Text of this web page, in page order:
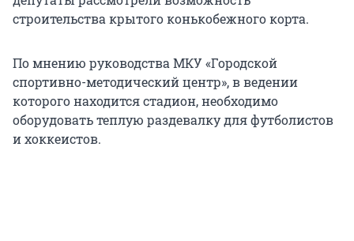
строительства крытого конькобежного корта.
По мнению руководства МКУ «Городской
спортивно-методический центр», в ведении
которого находится стадион, необходимо
оборудовать теплую раздевалку для футболистов
и хоккеистов.